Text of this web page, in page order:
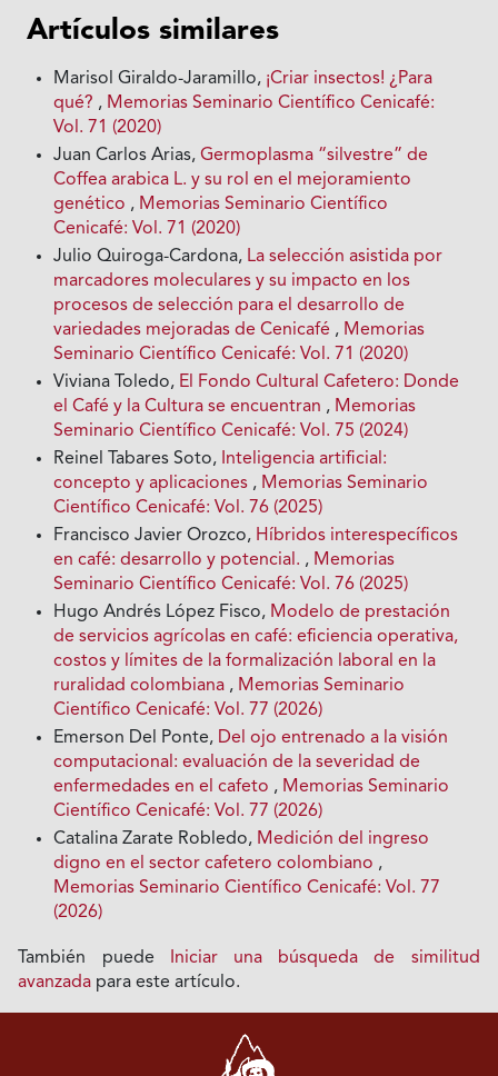
Artículos similares
Marisol Giraldo-Jaramillo, ¡Criar insectos! ¿Para
qué? , Memorias Seminario Científico Cenicafé:
Vol. 71 (2020)
Juan Carlos Arias,Germoplasma “silvestre” de
Coffea arabica L. y su rol en el mejoramiento
genético , Memorias Seminario Científico
Cenicafé: Vol. 71 (2020)
Julio Quiroga-Cardona, La selección asistida por
marcadores moleculares y su impacto en los
procesos de selección para el desarrollo de
variedades mejoradas de Cenicafé , Memorias
Seminario Científico Cenicafé: Vol. 71 (2020)
Viviana Toledo, El Fondo Cultural Cafetero: Donde
el Café y la Cultura se encuentran , Memorias
Seminario Científico Cenicafé: Vol. 75 (2024)
Reinel Tabares Soto, Inteligencia artificial:
concepto y aplicaciones , Memorias Seminario
Científico Cenicafé: Vol. 76 (2025)
Francisco Javier Orozco, Híbridos interespecíficos
en café: desarrollo y potencial. , Memorias
Seminario Científico Cenicafé: Vol. 76 (2025)
Hugo Andrés López Fisco, Modelo de prestación
de servicios agrícolas en café: eficiencia operativa,
costos y límites de la formalización laboral en la
ruralidad colombiana , Memorias Seminario
Científico Cenicafé: Vol. 77 (2026)
Emerson Del Ponte, Del ojo entrenado a la visión
computacional: evaluación de la severidad de
enfermedades en el cafeto , Memorias Seminario
Científico Cenicafé: Vol. 77 (2026)
Catalina Zarate Robledo, Medición del ingreso
digno en el sector cafetero colombiano ,
Memorias Seminario Científico Cenicafé: Vol. 77
(2026)
También puede
Iniciar una búsqueda de similitud
avanzada para este artículo.